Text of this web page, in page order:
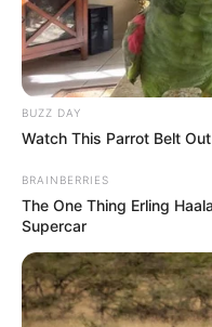
BUZZ DAY
Watch This Parrot Belt
BRAINBERRIES
The One Thing Erling
Supercar